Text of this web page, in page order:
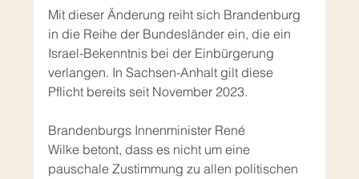
Mit dieser Änderung reiht sich Brandenburg
in die Reihe der Bundesländer ein, die ein
Israel-Bekenntnis bei der Einbürgerung
verlangen. In Sachsen-Anhalt gilt diese
Pflicht bereits seit November 2023.
Brandenburgs Innenminister René
Wilke betont, dass es nicht um eine
pauschale Zustimmung zu allen politischen